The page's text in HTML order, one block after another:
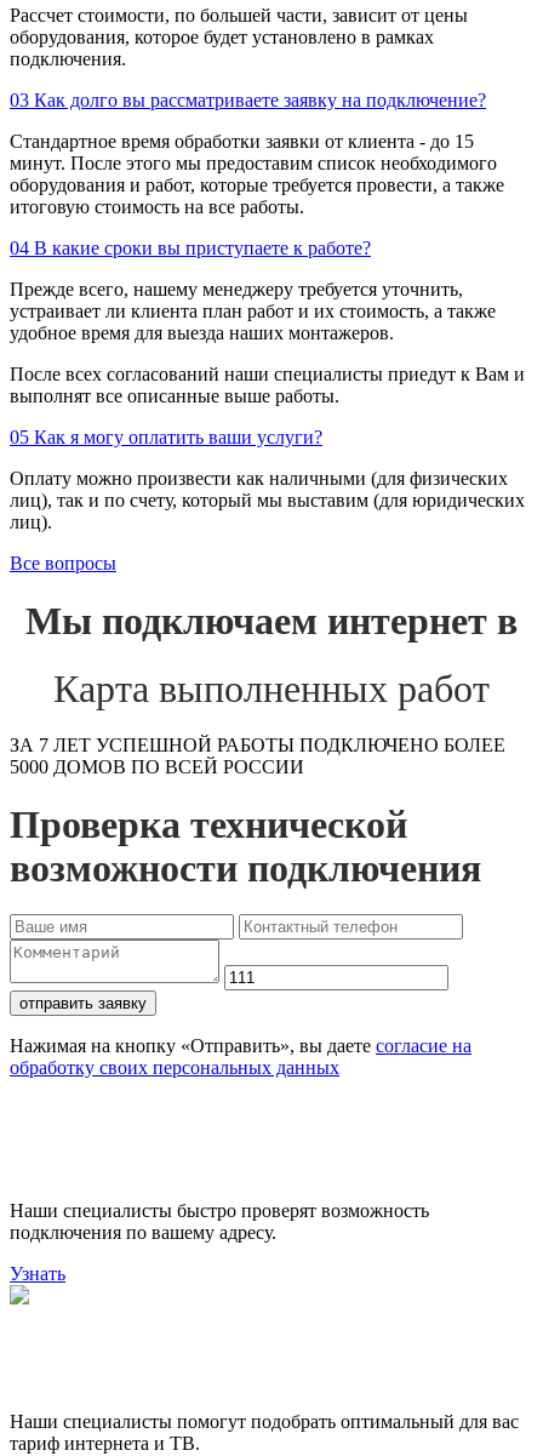
Рассчет стоимости, по большей части, зависит от цены
оборудования, которое будет установлено в рамках
подключения.
03 Как долго вы рассматриваете заявку на подключение?
Стандартное время обработки заявки от клиента - до 15
минут. После этого мы предоставим список необходимого
оборудования и работ, которые требуется провести, а также
итоговую стоимость на все работы.
04 В какие сроки вы приступаете к работе?
Прежде всего, нашему менеджеру требуется уточнить,
устраивает ли клиента план работ и их стоимость, а также
удобное время для выезда наших монтажеров.
После всех согласований наши специалисты приедут к Вам и
выполнят все описанные выше работы.
05 Как я могу оплатить ваши услуги?
Оплату можно произвести как наличными (для физических
лиц), так и по счету, который мы выставим (для юридических
лиц).
Все вопросы
Мы подключаем интернет в
Карта выполненных работ
ЗА 7 ЛЕТ УСПЕШНОЙ РАБОТЫ ПОДКЛЮЧЕНО БОЛЕЕ
5000 ДОМОВ ПО ВСЕЙ РОССИИ
Проверка технической
возможности подключения
отправить заявку
Нажимая на кнопку «Отправить», вы даете согласие на
обработку своих персональных данных
Наши специалисты быстро проверят возможность
подключения по вашему адресу.
Узнать
Наши специалисты помогут подобрать оптимальный для вас
тариф интернета и ТВ.